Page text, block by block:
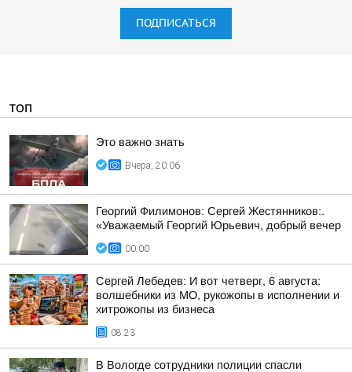
ПОДПИСАТЬСЯ
ТОП
Это важно знать
Вчера, 20:06
Георгий Филимонов: Сергей Жестянников:.
«Уважаемый Георгий Юрьевич, добрый вечер
00:00
Сергей Лебедев: И вот четверг, 6 августа:
волшебники из МО, рукожопы в исполнении и
хитрожопы из бизнеса
08:23
В Вологде сотрудники полиции спасли